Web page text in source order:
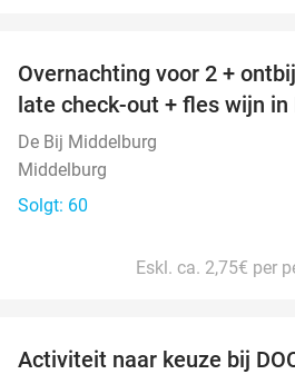
Overnachting voor 2 +
late check-out + fles wijn
De Bij Middelburg
Middelburg
Solgt: 60
Eskl. ca. 2,75€ per
Activiteit naar keuze bij